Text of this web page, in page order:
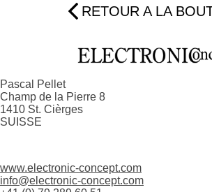
RETOUR A LA
Pascal Pellet
Champ de la Pierre 8
1410 St. Cièrges
SUISSE
www.electronic-concept.com
info@electronic-concept.com